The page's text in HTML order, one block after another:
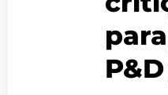
para
P&D